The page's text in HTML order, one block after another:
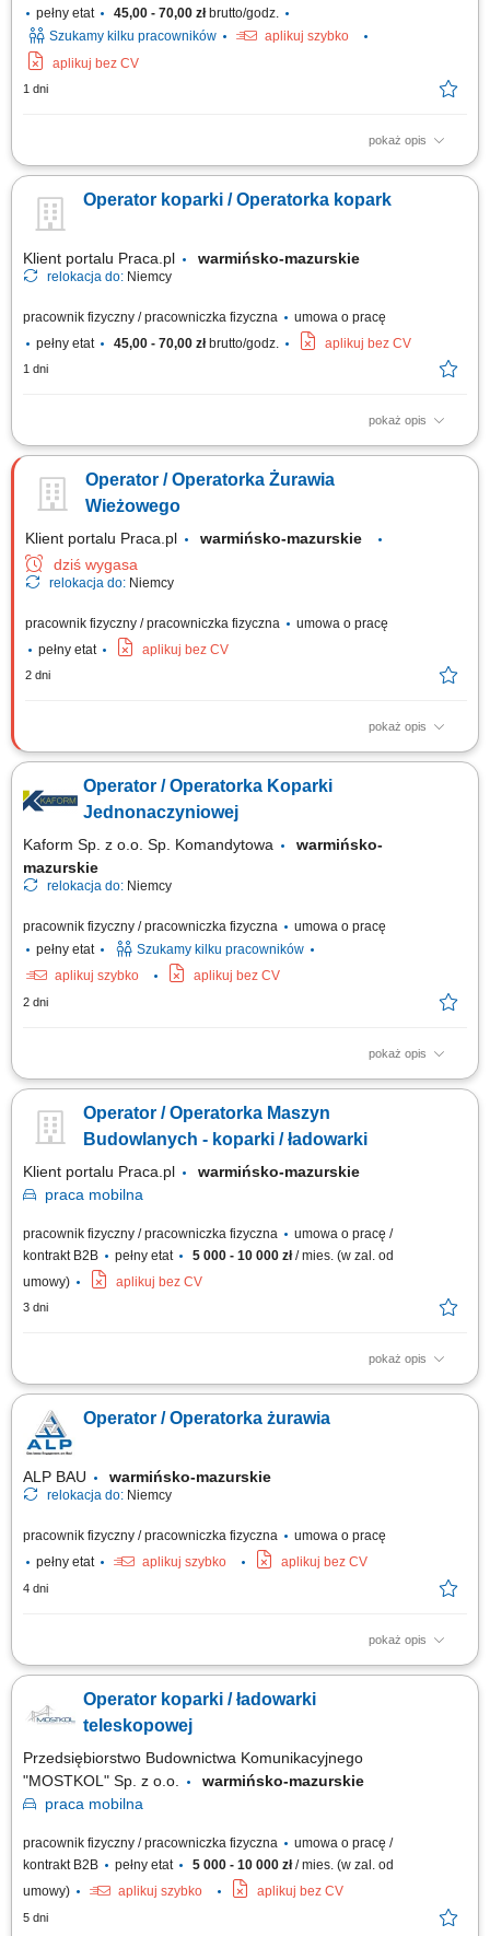
pełny etat
45,00 - 70,00 złbrutto/godz.
Szukamy kilku pracowników
aplikuj szybko
aplikuj bez CV
1 dni
pokaż opis
Zakres obowiązków Do głównych zadań należeć będzie: obsługa koparki
wodno-kanalizacyjne, kablowe i inne instalacje podziemne, współpraca z
brygadą budowlaną przy realizacji inwestycji, kontrola stanu
Operator koparki / Operatorka kopark
Klient portalu Praca.pl warmińsko-mazurskie
relokacja do: Niemcy
pracownik fizyczny / pracowniczka fizyczna
umowa o pracę
pełny etat
45,00 - 70,00 złbrutto/godz. aplikuj bez CV
1 dni
pokaż opis
Obsługa koparki przy pracach ziemnych; Wykonywanie wykopów pod
brygadą budowlaną na terenie inwestycji; Kontrola stanu technicznego i
dbanie o sprzęt; Przestrzeganie norm bezpieczeństwa oraz standardów
Operator / Operatorka Żurawia
Wieżowego
Klient portalu Praca.pl
warmińsko-mazurskie
dziś wygasa
relokacja do: Niemcy
pracownik fizyczny / pracowniczka fizyczna
umowa o pracę
pełny etat
aplikuj bez CV
2 dni
pokaż opis
Obsługa żurawia wieżowego podczas realizacji prac budowlanych.
zasadami BHP. Dbanie o prawidłową eksploatację powierzonego
sprzętu.
Operator / Operatorka Koparki
Jednonaczyniowej
Kaform Sp. z o.o. Sp. Komandytowa
warmińsko-
mazurskie
relokacja do: Niemcy
pracownik fizyczny / pracowniczka fizyczna
umowa o pracę
pełny etat
Szukamy kilku pracowników
aplikuj szybko
aplikuj bez CV
2 dni
pokaż opis
Opis stanowiska: Obsługa koparki jednonaczyniowej przy realizacji prac
przełożonego. Wsparcie ekipy budowlanej po zakończeniu pracy
maszyną. Praca na terenie budów w Niemczech.
Operator / Operatorka Maszyn
Budowlanych - koparki / ładowarki
Klient portalu Praca.pl
warmińsko-mazurskie
praca mobilna
pracownik fizyczny / pracowniczka fizyczna
umowa o pracę /
kontrakt B2B
pełny etat 5 000 - 10 000 zł/ mies. (w zal. od
umowy)
aplikuj bez CV
3 dni
pokaż opis
Sterowanie koparką kołową, ładowarką teleskopową lub koparko-
transportowych w trakcie budowy obiektów mostowych. Wykonywanie
codziennych przeglądów, czyszczenia oraz podstawowych prac
Operator / Operatorka żurawia
ALP BAU warmińsko-mazurskie
relokacja do: Niemcy
pracownik fizyczny / pracowniczka fizyczna
umowa o pracę
pełny etat
aplikuj szybko aplikuj bez CV
4 dni
pokaż opis
Opis stanowiska obsługa żurawia wieżowego w ramach projektów
montażowych i transportowych, utrzymanie porządku i bezpieczeństwa na
stanowisku pracy, współpraca z zespołem w celu terminowej realizacji
Operator koparki / ładowarki
teleskopowej
Przedsiębiorstwo Budownictwa Komunikacyjnego
"MOSTKOL" Sp. z o.o.
warmińsko-mazurskie
praca mobilna
pracownik fizyczny / pracowniczka fizyczna
umowa o pracę /
kontrakt B2B
pełny etat 5 000 - 10 000 zł/ mies. (w zal. od
umowy)
aplikuj szybko aplikuj bez CV
5 dni